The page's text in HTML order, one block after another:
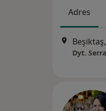
Adres
Dyt.